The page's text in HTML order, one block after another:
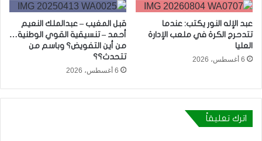
عبد الإله النور يكتب: عندما
تتدحرج الكرة في ملعب الإدارة
العليا
6 أغسطس، 2026
قبل المغيب – عبدالملك النعيم
أحمد – تنسيقية القوي الوطنية…
من أين التفويض؟ وباسم من
تتحدث؟؟
6 أغسطس، 2026
اترك تعليقاً